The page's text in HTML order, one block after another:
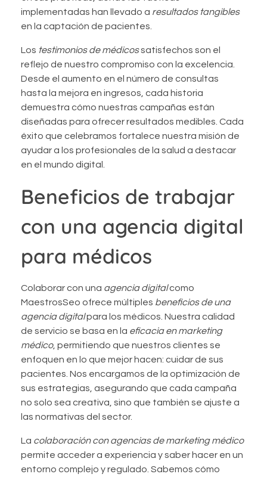
implementadas han llevado a resultados tangibles
en la captación de pacientes.
Los testimonios de médicossatisfechos son el
reflejo de nuestro compromiso con la excelencia.
Desde el aumento en el número de consultas
hasta la mejora en ingresos, cada historia
demuestra cómo nuestras campañas están
diseñadas para ofrecer resultados medibles. Cada
éxito que celebramos fortalece nuestra misión de
ayudar a los profesionales de la salud a destacar
en el mundo digital.
Beneficios de trabajar
con una agencia digital
para médicos
Colaborar con una agencia digitalcomo
MaestrosSeo ofrece múltiples beneficios de una
agencia digitalpara los médicos. Nuestra calidad
de servicio se basa en la eficacia en marketing
médico, permitiendo que nuestros clientes se
enfoquen en lo que mejor hacen: cuidar de sus
pacientes. Nos encargamos de la optimización de
sus estrategias, asegurando que cada campaña
no solo sea creativa, sino que también se ajuste a
las normativas del sector.
La colaboración con agencias de marketing médico
permite acceder a experiencia y saber hacer en un
entorno complejo y regulado. Sabemos cómo